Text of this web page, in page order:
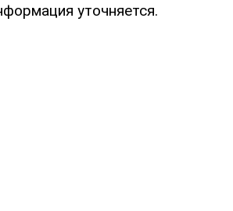
уточняется.